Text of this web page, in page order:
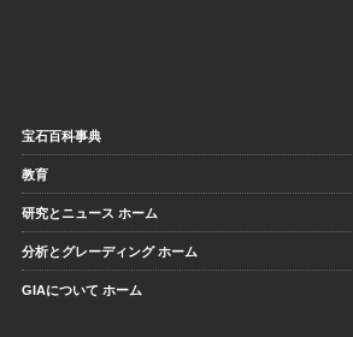
宝石百科事典
教育
研究とニュース ホーム
分析とグレーディング ホーム
GIAについて ホーム